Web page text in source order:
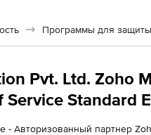
Программы для
Pvt. Ltd. Zoho
Service Standard
- Авторизованный партнер